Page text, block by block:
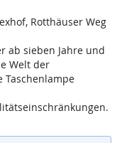
Rotthäuser Weg
ab sieben Jahre und
Welt der
Taschenlampe